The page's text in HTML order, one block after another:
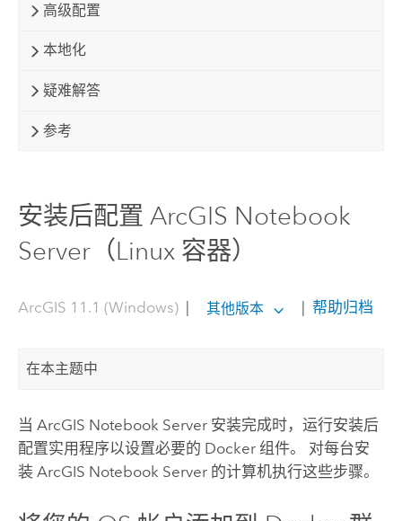
高级配置
本地化
疑难解答
参考
安装后配置 ArcGIS Notebook
Server（Linux 容器）
ArcGIS 11.1 (Windows)| 其他版本 帮助归档
在本主题中
当 ArcGIS Notebook Server安装完成时，运行安装后
配置实用程序以设置必要的 Docker组件。 对每台安
装 ArcGIS Notebook Server的计算机执行这些步骤。